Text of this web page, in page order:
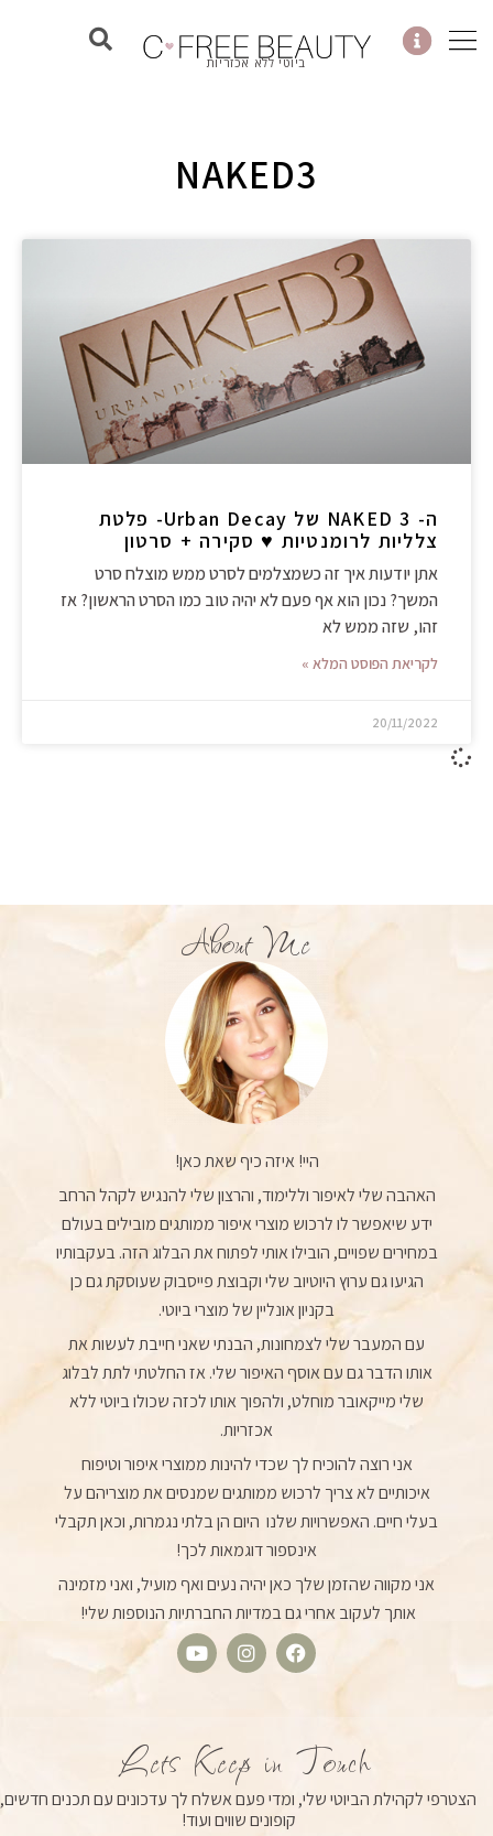
לתוכן
ביוטי ללא אכזריות
NAKED3
ה- NAKED 3 של Urban Decay- פלטת
צלליות לרומנטיות ♥ סקירה + סרטון
אתן יודעות איך זה כשמצלמים לסרט ממש מוצלח סרט
המשך? נכון הוא אף פעם לא יהיה טוב כמו הסרט הראשון? אז
זהו, שזה ממש לא
לקריאת הפוסט המלא »
20/11/2022
About Me
היי! איזה כיף שאת כאן!
האהבה שלי לאיפור וללימוד, והרצון שלי להנגיש לקהל הרחב
ידע שיאפשר לו לרכוש מוצרי איפור ממותגים מובילים בעולם
במחירים שפויים, הובילו אותי לפתוח את הבלוג הזה. בעקבותיו
הגיעו גם ערוץ היוטיוב שלי וקבוצת פייסבוק שעוסקת גם כן
בקניון אונליין של מוצרי ביוטי.
עם המעבר שלי לצמחונות, הבנתי שאני חייבת לעשות את
אותו הדבר גם עם אוסף האיפור שלי. אז החלטתי לתת לבלוג
שלי מייקאובר מוחלט, ולהפוך אותו לכזה שכולו ביוטי ללא
אכזריות.
אני רוצה להוכיח לך שכדי להינות ממוצרי איפור וטיפוח
איכותיים לא צריך לרכוש ממותגים שמנסים את מוצריהם על
בעלי חיים. האפשרויות שלנו היום הן בלתי נגמרות, וכאן תקבלי
אינספור דוגמאות לכך!
אני מקווה שהזמן שלך כאן יהיה נעים ואף מועיל, ואני מזמינה
אותך לעקוב אחרי גם במדיות החברתיות הנוספות שלי!
F
o
k
I
g
a
m
Y
b
e
Lets Keep in Touch
הצטרפי לקהילת הביוטי שלי, ומדי פעם אשלח לך עדכונים עם תכנים חדשים,
קופונים שווים ועוד!